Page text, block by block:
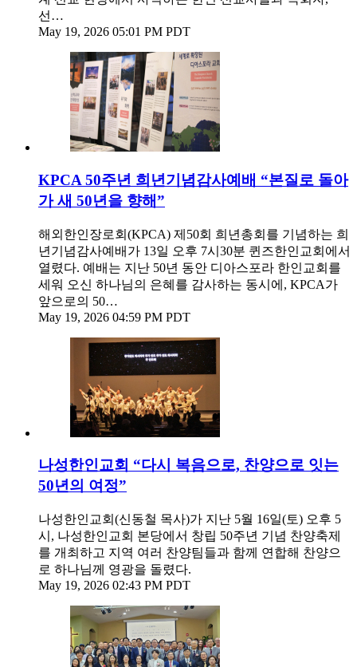
선…
May 19, 2026 05:01 PM PDT
KPCA 50주년 희년기념감사예배 “본질로 돌아
가 새 50년을 향해”
해외한인장로회(KPCA) 제50회 희년총회를 기념하는 희
년기념감사예배가 13일 오후 7시30분 퀸즈한인교회에서
열렸다. 예배는 지난 50년 동안 디아스포라 한인교회를
세워 오신 하나님의 은혜를 감사하는 동시에, KPCA가
앞으로의 50…
May 19, 2026 04:59 PM PDT
나성한인교회 “다시 복음으로, 찬양으로 잇는
50년의 여정”
나성한인교회(신동철 목사)가 지난 5월 16일(토) 오후 5
시, 나성한인교회 본당에서 창립 50주년 기념 찬양축제
를 개최하고 지역 여러 찬양팀들과 함께 연합해 찬양으
로 하나님께 영광을 돌렸다.
May 19, 2026 02:43 PM PDT